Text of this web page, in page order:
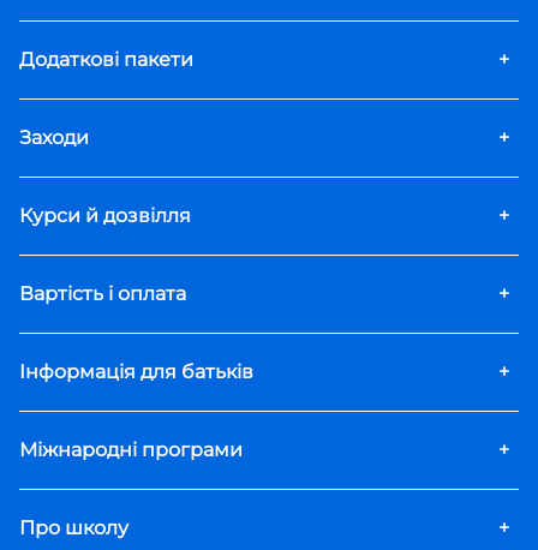
Додаткові пакети +
Заходи +
Курси й дозвілля +
Вартість і оплата +
Інформація для батьків +
Міжнародні програми +
Про школу +